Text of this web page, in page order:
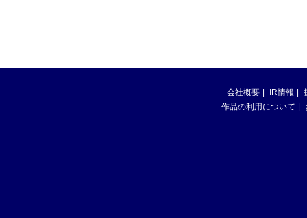
会社概要 IR情報
作品の利用について